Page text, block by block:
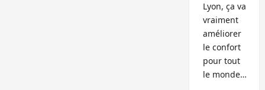
Lyon, ça va
vraiment
améliorer
le confort
pour tout
le monde…